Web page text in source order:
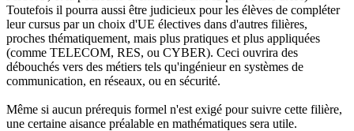
Toutefois il pourra aussi être judicieux pour les élèves de compléter
leur cursus par un choix d'UE électives dans d'autres filières,
proches thématiquement, mais plus pratiques et plus appliquées
(comme TELECOM, RES, ou CYBER). Ceci ouvrira des
débouchés vers des métiers tels qu'ingénieur en systèmes de
communication, en réseaux, ou en sécurité.
Même si aucun prérequis formel n'est exigé pour suivre cette filière,
une certaine aisance préalable en mathématiques sera utile.